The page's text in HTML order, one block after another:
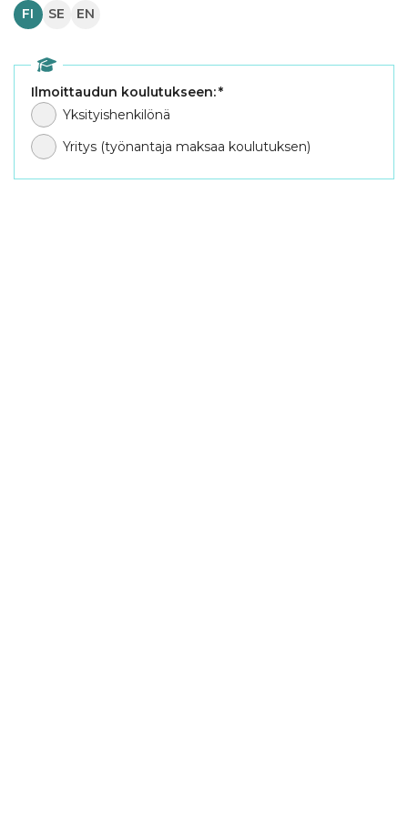
FI SE EN
Ilmoittaudun koulutukseen:*
Yksityishenkilönä
Yritys (työnantaja maksaa koulutuksen)